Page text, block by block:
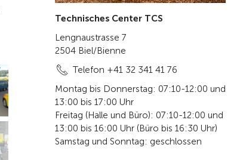
Technisches Center TCS
Lengnaustrasse 7
2504 Biel/Bienne
Telefon +41 32 341 41 76
Montag bis Donnerstag: 07:10-12:00 und
13:00 bis 17:00 Uhr
Freitag (Halle und Büro): 07:10-12:00 und
13:00 bis 16:00 Uhr (Büro bis 16:30 Uhr)
Samstag und Sonntag: geschlossen